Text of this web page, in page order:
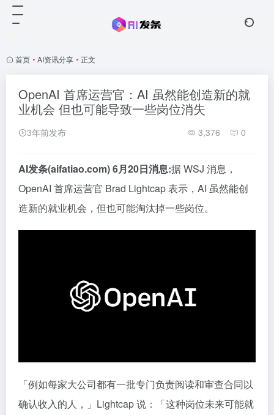
首页 • AI资讯分享 • 正文
OpenAI 首席运营官：AI 虽然能创造新的就
业机会 但也可能导致一些岗位消失
3年前发布 3,376 0
AI发条(aifatiao.com) 6月20日消息:据 WSJ 消息，
OpenAI 首席运营官 Brad Lightcap 表示，AI 虽然能创
造新的就业机会，但也可能淘汰掉一些岗位。
「例如每家大公司都有一批专门负责阅读和审查合同以
确认收入的人，」Lightcap 说：「这种岗位未来可能就